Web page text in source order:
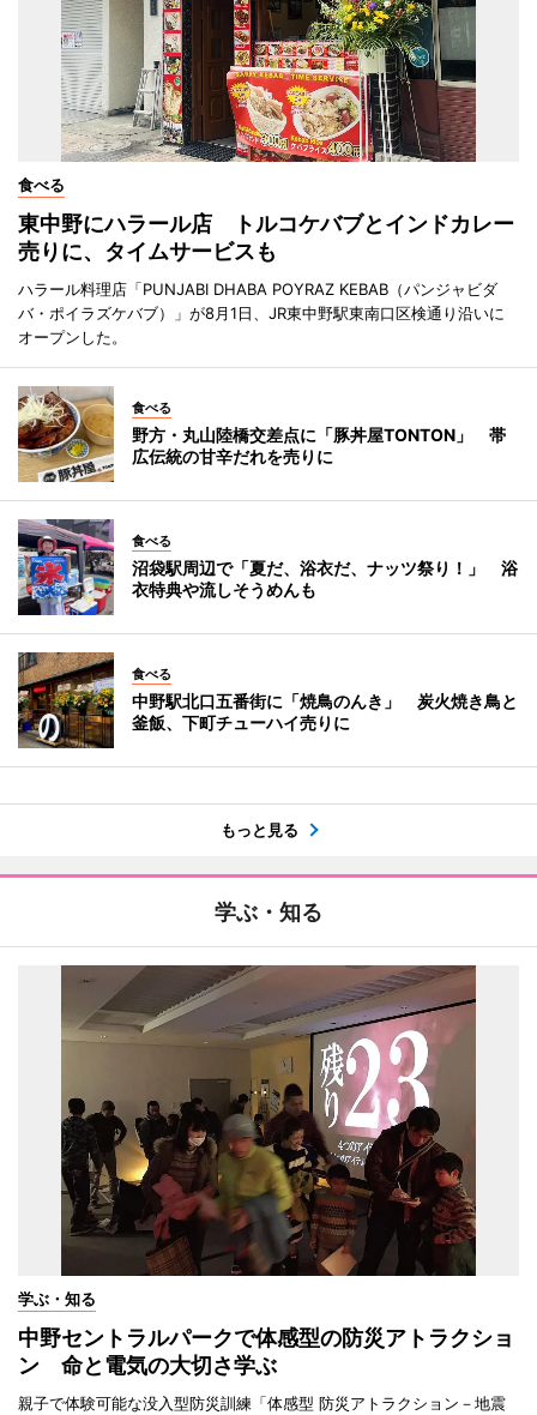
食べる
東中野にハラール店 トルコケバブとインドカレー
売りに、タイムサービスも
ハラール料理店「PUNJABI DHABA POYRAZ KEBAB（パンジャビダ
バ・ポイラズケバブ）」が8月1日、JR東中野駅東南口区検通り沿いに
オープンした。
食べる
野方・丸山陸橋交差点に「豚丼屋TONTON」 帯
広伝統の甘辛だれを売りに
食べる
沼袋駅周辺で「夏だ、浴衣だ、ナッツ祭り！」 浴
衣特典や流しそうめんも
食べる
中野駅北口五番街に「焼鳥のんき」 炭火焼き鳥と
釜飯、下町チューハイ売りに
もっと見る
学ぶ・知る
学ぶ・知る
中野セントラルパークで体感型の防災アトラクショ
ン 命と電気の大切さ学ぶ
親子で体験可能な没入型防災訓練「体感型 防災アトラクション－地震